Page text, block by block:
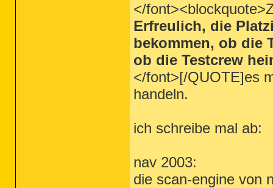
</
Erfreulich, die
bekommen, ob die
ob die Testcrew
</font>[/QUOTE]es
handeln.
ich schreibe mal ab:
nav 2003:
die scan-engine von